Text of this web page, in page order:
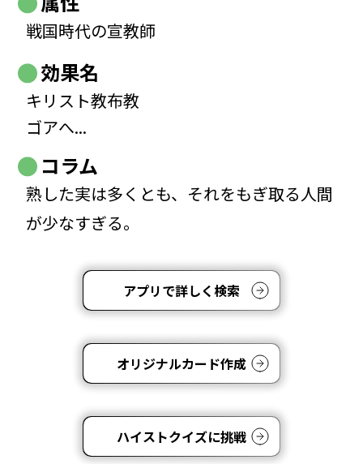
戦国時代の宣教師
効果名
キリスト教布教
ゴアへ...
コラム
熟した実は多くとも、それをもぎ取る人間
が少なすぎる。
アプリで詳しく検索
オリジナルカード作成
ハイストクイズに挑戦